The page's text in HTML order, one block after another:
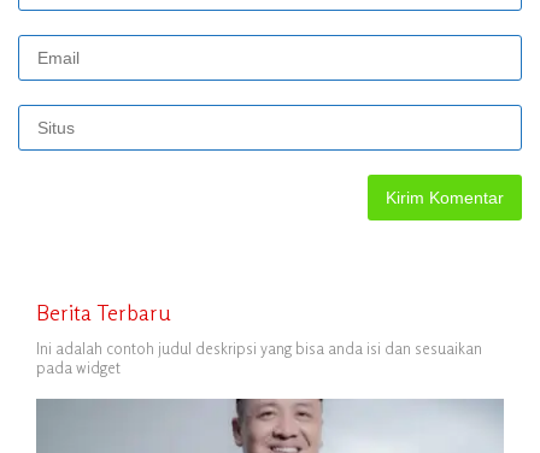
Berita Terbaru
Ini adalah contoh judul deskripsi yang bisa anda isi dan sesuaikan
pada widget